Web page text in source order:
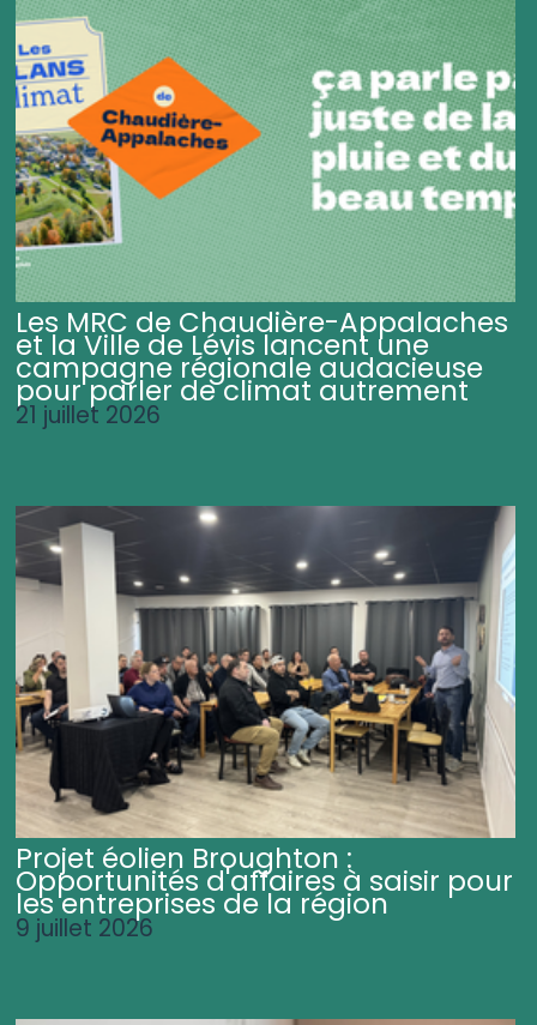
Les MRC de Chaudière-Appalaches
et la Ville de Lévis lancent une
campagne régionale audacieuse
pour parler de climat autrement
21 juillet 2026
Projet éolien Broughton :
Opportunités d'affaires à saisir pour
les entreprises de la région
9 juillet 2026